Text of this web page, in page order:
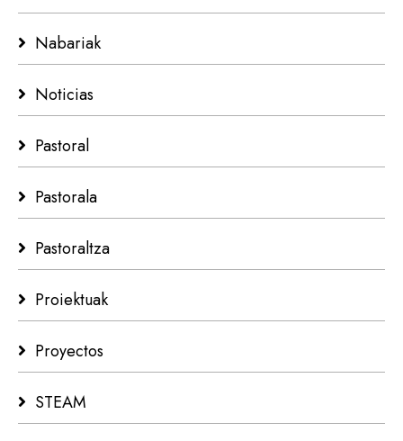
Nabariak
Noticias
Pastoral
Pastorala
Pastoraltza
Proiektuak
Proyectos
STEAM